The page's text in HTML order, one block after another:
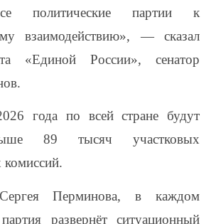
политические партии к
взаимодействию», — сказал
«Единой России», сенатор
года по всей стране будут
89 тысяч участковых
комиссий.
Перминова, в каждом
развернёт ситуационный